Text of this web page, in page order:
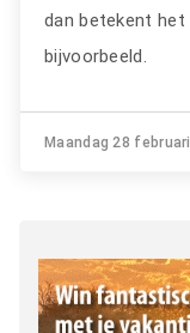
dan betekent het
bijvoorbeeld.
Maandag 28